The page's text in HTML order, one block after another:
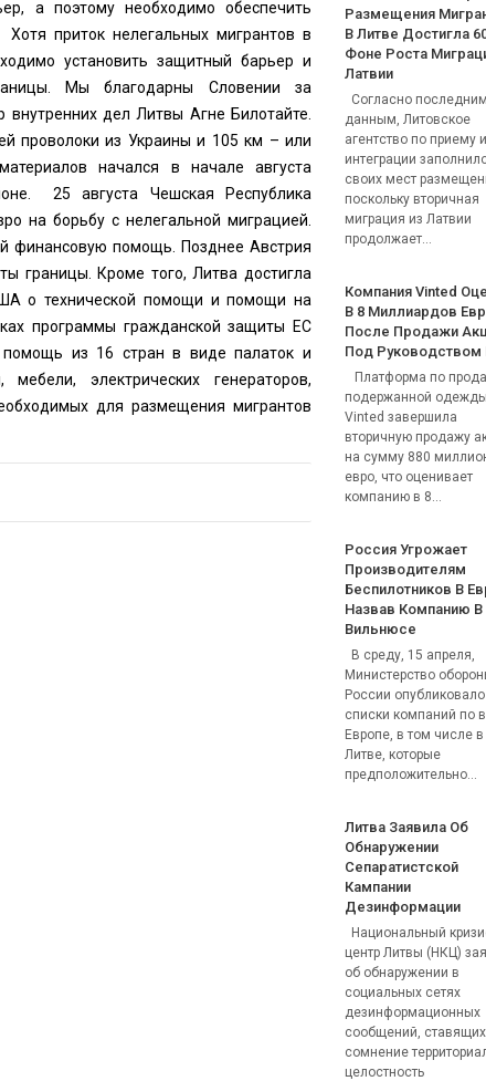
а поэтому необходимо обеспечить
приток нелегальных мигрантов в
установить защитный барьер и
Мы благодарны Словении за
дел Литвы Агне Билотайте.
проволоки из Украины и 105 км – или
начался в начале августа
25 августа Чешская Республика
на борьбу с нелегальной миграцией.
финансовую помощь. Позднее Австрия
границы. Кроме того, Литва достигла
о технической помощи и помощи на
программы гражданской защиты ЕС
помощь из 16 стран в виде палаток и
электрических генераторов,
для размещения мигрантов
Размещения
В Литве Достигла
Фоне Роста
Латвии
Согласно последним
данным, Литовское
агентство по приему и
интеграции
своих мест
поскольку вторичная
миграция из Латвии
продолжает...
Компания Vinted
В 8 Миллиардов
После Продажи
Под Руководством
Платформа по
подержанной одежды
Vinted завершила
вторичную продажу
на сумму 880
евро, что оценивает
компанию в 8...
Россия Угрожает
Производителям
Беспилотников В
Назвав Компанию В
Вильнюсе
В среду, 15 апреля,
Министерство
России опубликовало
списки компаний по
Европе, в том числе в
Литве, которые
предположительно...
Литва Заявила Об
Обнаружении
Сепаратистской
Кампании
Дезинформации
Национальный
центр Литвы (НКЦ)
об обнаружении в
социальных сетях
дезинформационных
сообщений,
сомнение
целостность